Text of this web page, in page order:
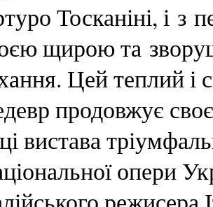
Тосканіні, і з
щирою та
Цей теплий і
продовжує
вистава
опери